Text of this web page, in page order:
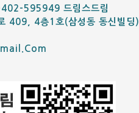
595949 드림스드림
409, 4층1호(삼성동 동신빌딩)